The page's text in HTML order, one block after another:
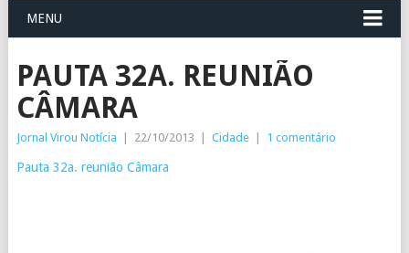
MENU
PAUTA 32A. REUNIÃO
CÂMARA
Jornal Virou Notícia 22/10/2013 Cidade 1 comentário
Pauta 32a. reunião Câmara